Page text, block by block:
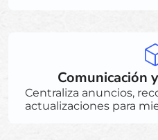
Comunicación
Centraliza anuncios,
actualizaciones para